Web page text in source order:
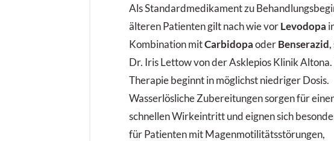
Als Standardmedikament zu
älteren Patienten gilt nach wie vor Levodopa
Kombination mitCarbidopa oder Benserazid
Dr. Iris Lettow von der Asklepios Klinik
Therapie beginnt in möglichst niedriger Dosis.
Wasserlösliche Zubereitungen sorgen für
schnellen Wirkeintritt und eignen sich
für Patienten mit Magenmotilitätsstörungen,